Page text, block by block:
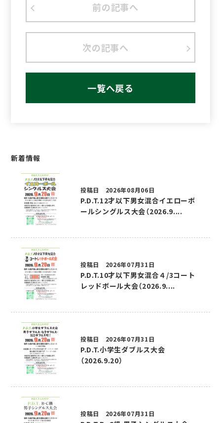
前の記事へ
一覧へ戻る
次の記事へ
新着情報
投稿日 2026年08月06日
P.D.T.12才以下男女混合イエローボ
ールシングルス大会（2026.9....
投稿日 2026年07月31日
P.D.T.10才以下男女混合４/3コート
レッドボール大会（2026.9....
投稿日 2026年07月31日
P.D.T.小学生ダブルス大会
（2026.9.20）
投稿日 2026年07月31日